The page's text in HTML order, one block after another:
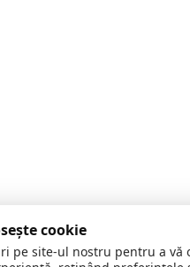
cookie
pe site-ul nostru pentru a vă